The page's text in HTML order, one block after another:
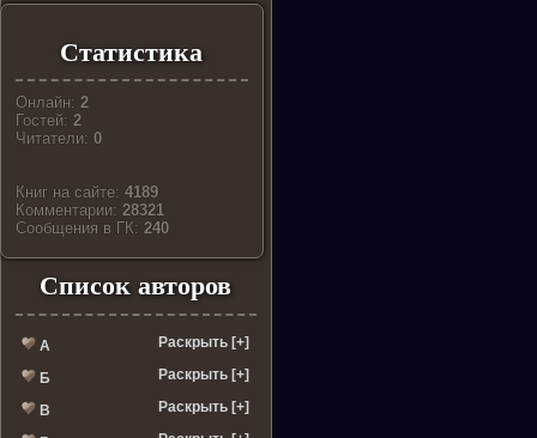
Статистика
Онлайн:2
Гостей:2
Читатели:0
Книг на сайте:4189
Комментарии:28321
Cообщения в ГК:240
Список авторов
А Раскрыть [+]
Б Раскрыть [+]
В Раскрыть [+]